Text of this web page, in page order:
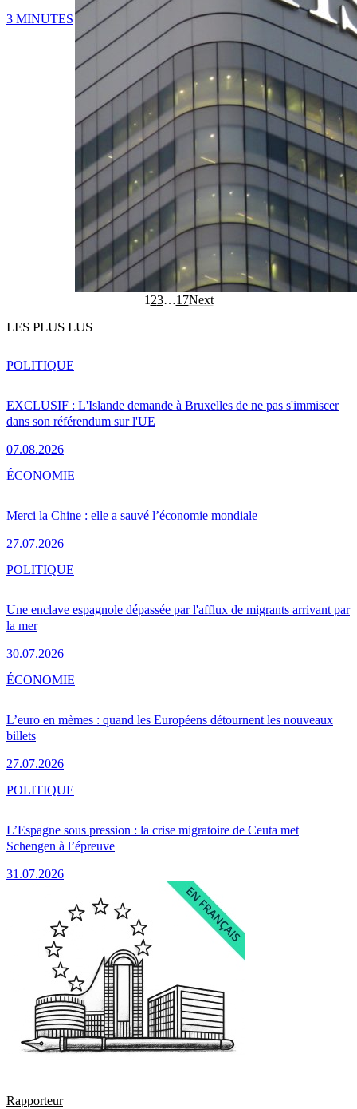
3 MINUTES
1 23…17Next
LES PLUS LUS
EXCLUSIF : L'Islande demande à Bruxelles de ne pas s'immiscer
dans son référendum sur l'UE
07.08.2026
POLITIQUE
Merci la Chine : elle a sauvé l’économie mondiale
27.07.2026
ÉCONOMIE
Une enclave espagnole dépassée par l'afflux de migrants arrivant par
la mer
30.07.2026
POLITIQUE
L’euro en mèmes : quand les Européens détournent les nouveaux
billets
27.07.2026
ÉCONOMIE
L’Espagne sous pression : la crise migratoire de Ceuta met
Schengen à l’épreuve
31.07.2026
POLITIQUE
Rapporteur